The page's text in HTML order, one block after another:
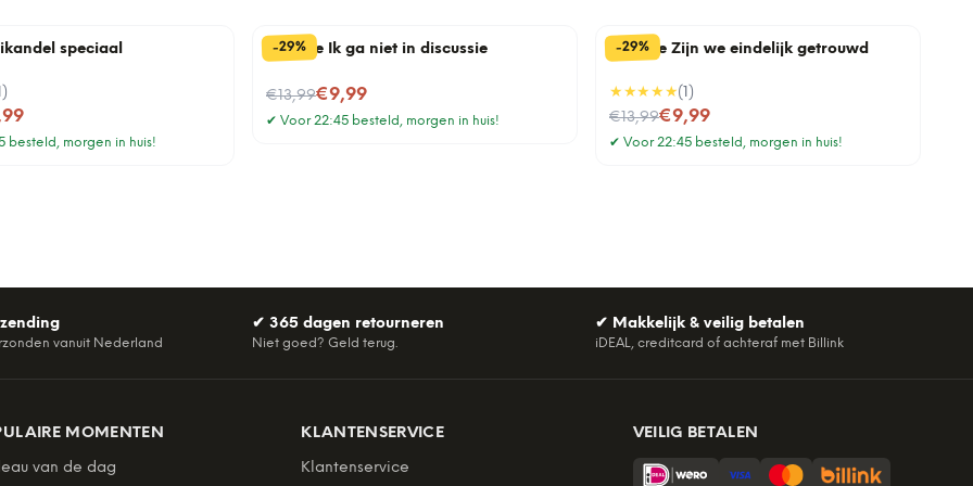
speciaal
1 )
besteld, morgen in huis!
-29%
Tegeltje Ik ga niet in discussie
€13,99
Nu voor€9,99
✔ Voor 22:45 besteld, morgen in huis!
-29%
Tegeltje Zijn we eindelijk getrouwd
★★★★★( 1 )
€13,99
Nu voor€9,99
✔ Voor 22:45 besteld, morgen in huis!
vanuit Nederland
✔ 365 dagen retourneren
Niet goed? Geld terug.
✔ Makkelijk & veilig betalen
iDEAL, creditcard of achteraf met Billink
MOMENTEN
van de dag
KLANTENSERVICE
Klantenservice
VEILIG BETALEN